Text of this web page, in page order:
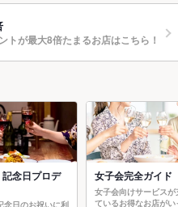
トが最大8倍たまるお店はこちら！
念日プロデ
念日のお祝いに利
女子会完全ガイド
女子会向けサービスが
ているお得なお店がい